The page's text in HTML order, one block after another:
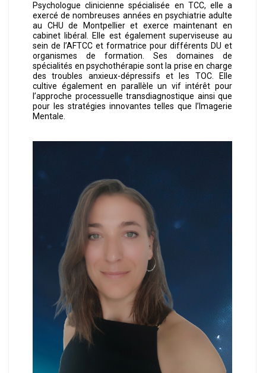
Psychologue clinicienne spécialisée en TCC, elle a
exercé de nombreuses années en psychiatrie adulte
au CHU de Montpellier et exerce maintenant en
cabinet libéral. Elle est également superviseuse au
sein de l’AFTCC et formatrice pour différents DU et
organismes de formation. Ses domaines de
spécialités en psychothérapie sont la prise en charge
des troubles anxieux-dépressifs et les TOC. Elle
cultive également en parallèle un vif intérêt pour
l’approche processuelle transdiagnostique ainsi que
pour les stratégies innovantes telles que l’Imagerie
Mentale.